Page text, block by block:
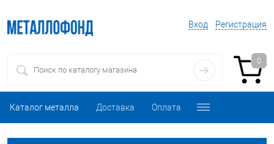
Вход Регистрация
0
Каталог металла Доставка Оплата